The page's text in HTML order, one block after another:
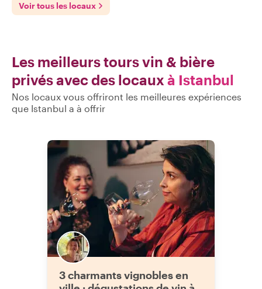
Voir tous les locaux
Les meilleurs tours vin & bière
privés avec des locaux à Istanbul
Nos locaux vous offriront les meilleures expériences
que Istanbul a à offrir
3 charmants vignobles en